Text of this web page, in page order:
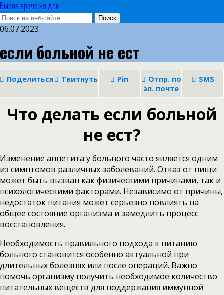
Вызов врача на дом
06.07.2023
если больной не ест
Поделиться Твитнуть Pin
Отпр. по
эл. почте
SMS
Что делать если больной
не ест?
Изменение аппетита у больного часто является одним
из симптомов различных заболеваний. Отказ от пищи
может быть вызван как физическими причинами, так и
психологическими факторами. Независимо от причины,
недостаток питания может серьезно повлиять на
общее состояние организма и замедлить процесс
восстановления.
Необходимость правильного подхода к питанию
больного становится особенно актуальной при
длительных болезнях или после операций. Важно
помочь организму получить необходимое количество
питательных веществ для поддержания иммунной